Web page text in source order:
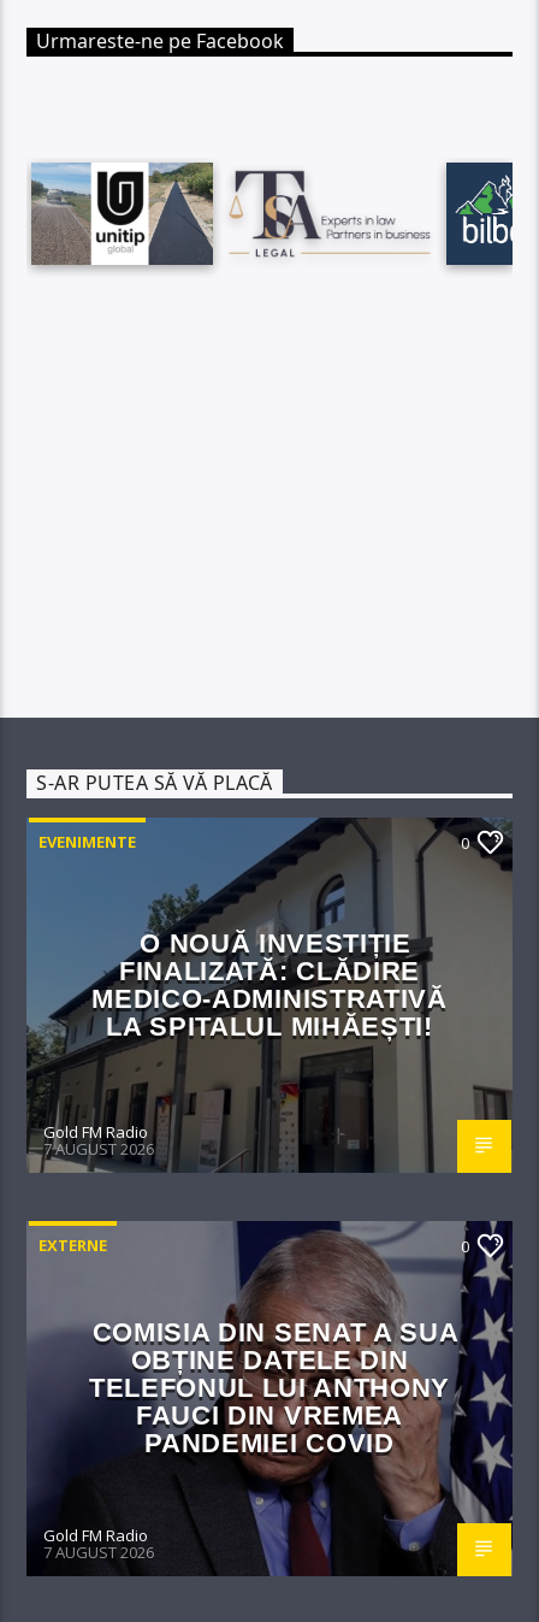
Urmareste-ne pe Facebook
S-AR PUTEA SĂ VĂ PLACĂ
EVENIMENTE 0
O NOUĂ INVESTIȚIE
FINALIZATĂ: CLĂDIRE
MEDICO-ADMINISTRATIVĂ
LA SPITALUL MIHĂEȘTI!​
Gold FM Radio
7 AUGUST 2026
EXTERNE 0
COMISIA DIN SENAT A SUA
OBȚINE DATELE DIN
TELEFONUL LUI ANTHONY
FAUCI DIN VREMEA
PANDEMIEI COVID
Gold FM Radio
7 AUGUST 2026